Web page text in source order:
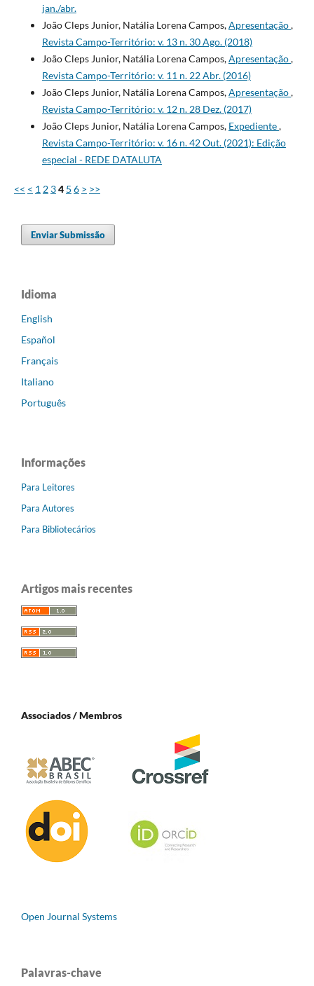
jan./abr.
João Cleps Junior, Natália Lorena Campos,Apresentação,
Revista Campo-Território: v. 13 n. 30 Ago. (2018)
João Cleps Junior, Natália Lorena Campos,Apresentação,
Revista Campo-Território: v. 11 n. 22 Abr. (2016)
João Cleps Junior, Natália Lorena Campos,Apresentação,
Revista Campo-Território: v. 12 n. 28 Dez. (2017)
João Cleps Junior, Natália Lorena Campos, Expediente,
Revista Campo-Território: v. 16 n. 42 Out. (2021): Edição
especial - REDE DATALUTA
<< < 1 2 34 5 6 > >>
Enviar Submissão
Idioma
English
Español
Français
Italiano
Português
Informações
Para Leitores
Para Autores
Para Bibliotecários
Artigos mais recentes
Associados / Membros
Open Journal Systems
Palavras-chave